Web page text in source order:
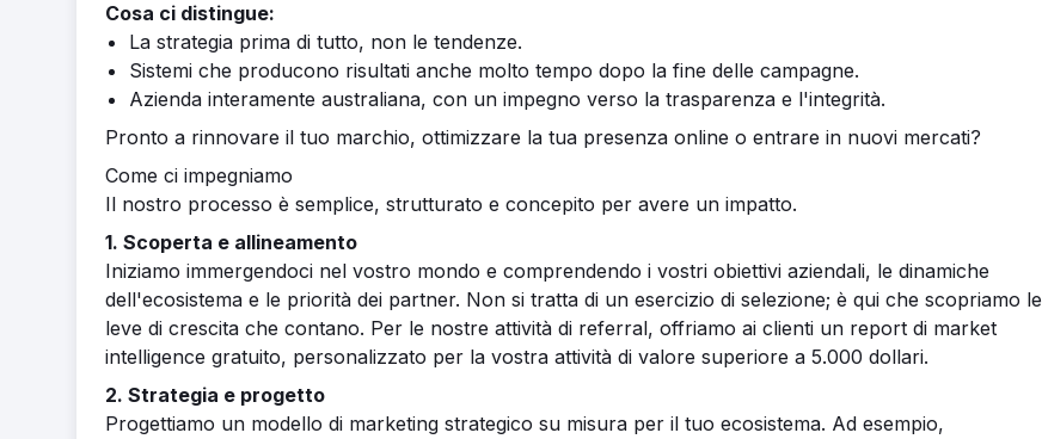
Cosa ci distingue:
La strategia prima di tutto, non le tendenze.
Sistemi che producono risultati anche molto tempo dopo la fine delle campagne.
Azienda interamente australiana, con un impegno verso la trasparenza e l'integrità.
Pronto a rinnovare il tuo marchio, ottimizzare la tua presenza online o entrare in nuovi mercati?
Come ci impegniamo
Il nostro processo è semplice, strutturato e concepito per avere un impatto.
1. Scoperta e allineamento
Iniziamo immergendoci nel vostro mondo e comprendendo i vostri obiettivi aziendali, le dinamiche
dell'ecosistema e le priorità dei partner. Non si tratta di un esercizio di selezione; è qui che scopriamo le
leve di crescita che contano. Per le nostre attività di referral, offriamo ai clienti un report di market
intelligence gratuito, personalizzato per la vostra attività di valore superiore a 5.000 dollari.
2. Strategia e progetto
Progettiamo un modello di marketing strategico su misura per il tuo ecosistema. Ad esempio,